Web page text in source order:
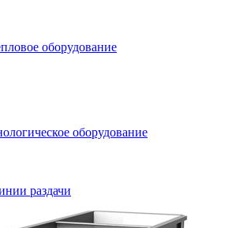
оборудование
оборудование
раздачи